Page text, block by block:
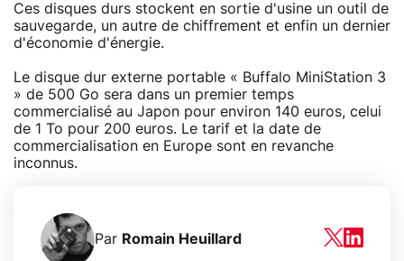
Ces disques durs stockent en sortie d'usine un outil de
sauvegarde, un autre de chiffrement et enfin un dernier
d'économie d'énergie.
Le disque dur externe portable « Buffalo MiniStation 3
» de 500 Go sera dans un premier temps
commercialisé au Japon pour environ 140 euros, celui
de 1 To pour 200 euros. Le tarif et la date de
commercialisation en Europe sont en revanche
inconnus.
Par Romain Heuillard